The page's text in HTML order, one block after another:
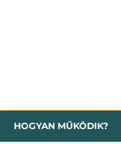
HOGYAN MŰKÖDIK?